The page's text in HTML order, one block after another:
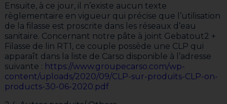
Ensuite, à ce jour, il n’existe aucun texte
règlementaire en vigueur qui précise que l’utilisation
de la filasse est proscrite dans les réseaux d’eau
sanitaire. Concernant notre pâte à joint Gebatout2 +
Filasse de lin RT1, ce couple possède une CLP qui
apparaît dans la liste de Carso disponible à l’adresse
suivante : https://www.groupecarso.com/wp-
content/uploads/2020/09/CLP-sur-produits-CLP-on-
products-30-06-2020.pdf